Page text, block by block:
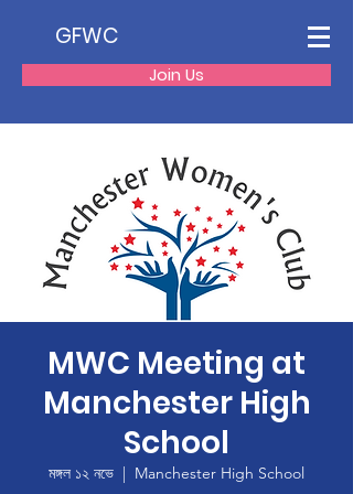
GFWC
Join Us
MWC Meeting at
Manchester High
School
মঙ্গল ১২ নভে
  |
Manchester High School